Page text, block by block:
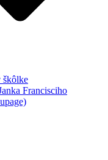
Francisciho